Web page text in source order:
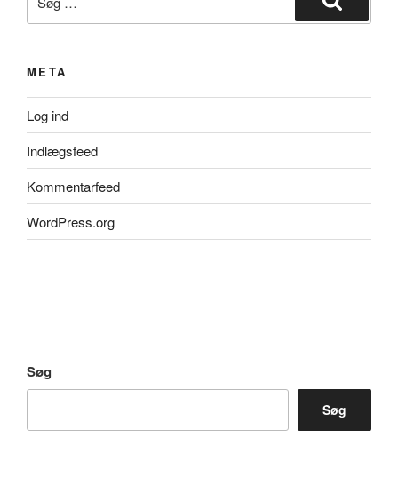
efter:
Søg
META
Log ind
Indlægsfeed
Kommentarfeed
WordPress.org
Søg
Søg